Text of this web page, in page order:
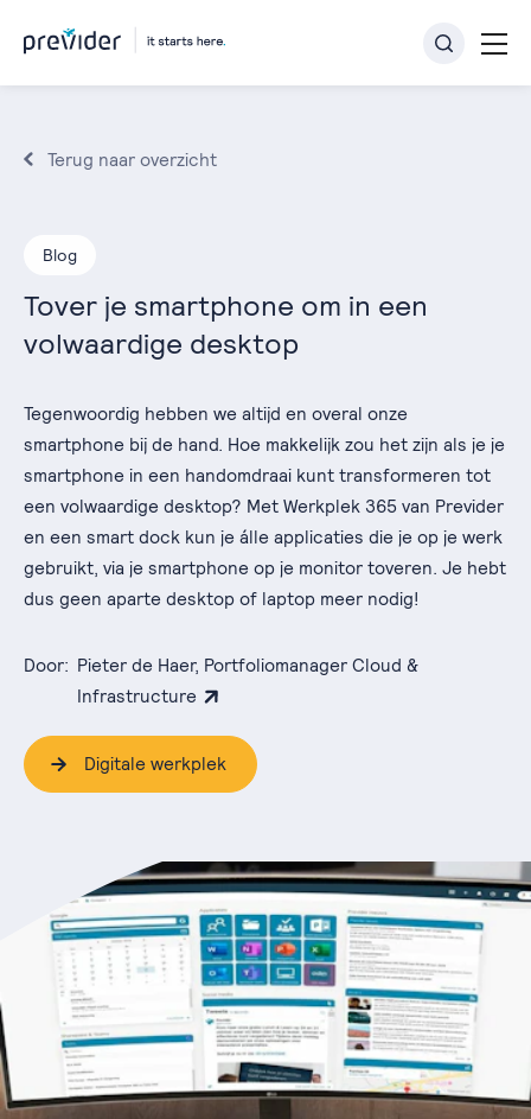
Terug naar overzicht
Blog
Tover je smartphone om in een
volwaardige desktop
Tegenwoordig hebben we altijd en overal onze
smartphone bij de hand. Hoe makkelijk zou het zijn als je je
smartphone in een handomdraai kunt transformeren tot
een volwaardige desktop? Met Werkplek 365 van Previder
en een smart dock kun je álle applicaties die je op je werk
gebruikt, via je smartphone op je monitor toveren. Je hebt
dus geen aparte desktop of laptop meer nodig!
Door: Pieter de Haer, Portfoliomanager Cloud &
Infrastructure
Digitale werkplek